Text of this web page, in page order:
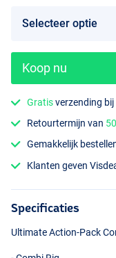
Koop nu
Gratisverzending
Retourtermijn van
Gemakkelijk
Klanten geven
Specificaties
Ultimate Action-Pack